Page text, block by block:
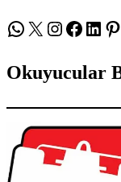
WhatsApp
X Instagram
Okuyucular